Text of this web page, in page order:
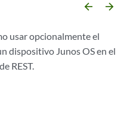
arrow_backward arrow_forward
usar opcionalmente el
dispositivo Junos OS en el
REST.